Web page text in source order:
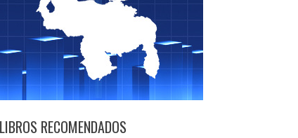
RECOMENDADOS